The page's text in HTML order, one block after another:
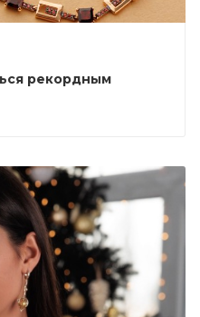
рекордным